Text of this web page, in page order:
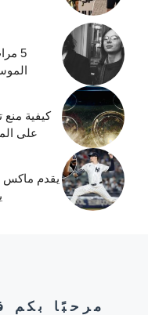
5
كيفية منع
على
يقدم ماكس
مرحبًا بكم